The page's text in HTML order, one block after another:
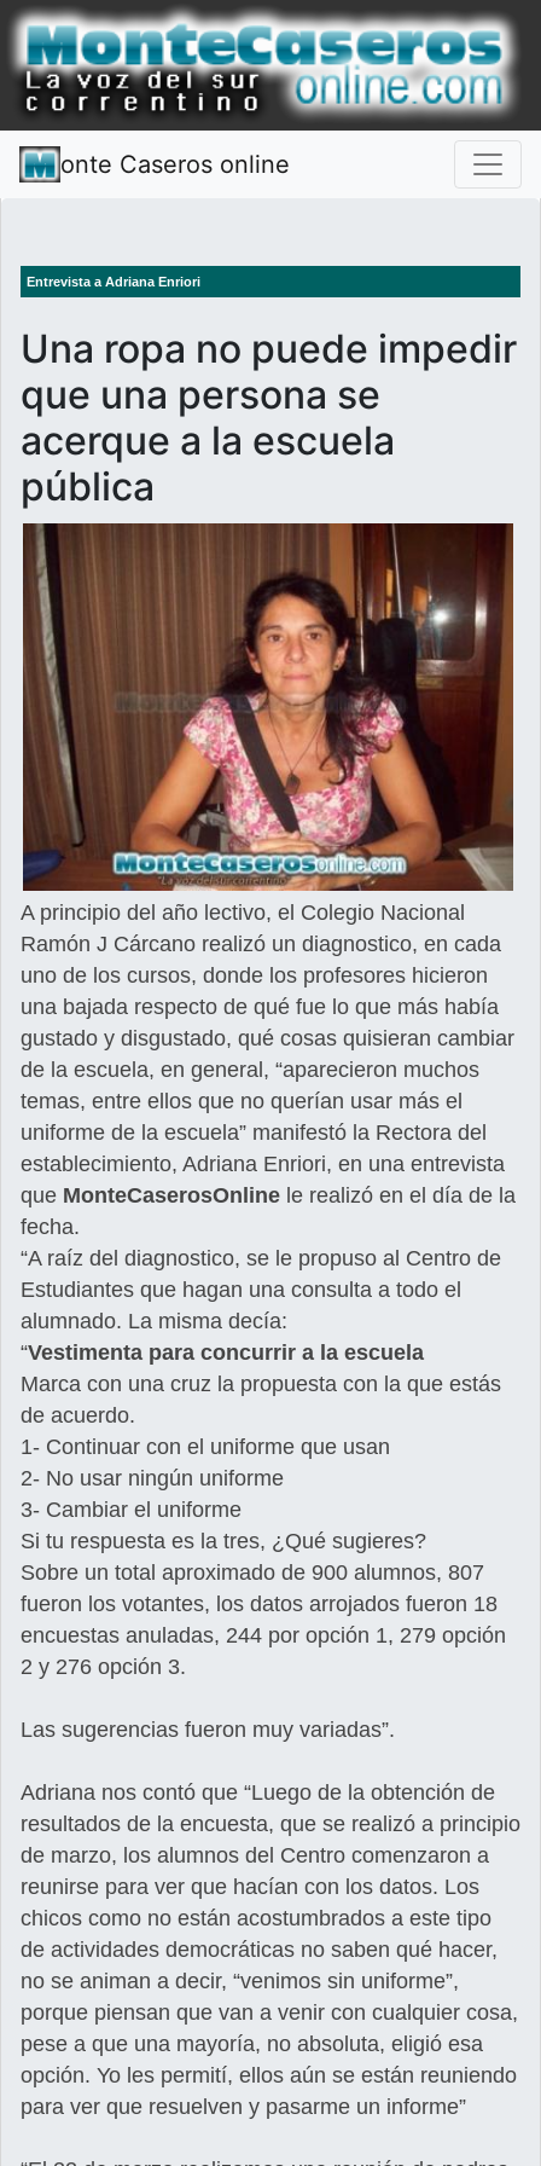
onte Caseros online
Entrevista a Adriana Enriori
Una ropa no puede impedir
que una persona se
acerque a la escuela
pública
A principio del año lectivo, el Colegio Nacional
Ramón J Cárcano realizó un diagnostico, en cada
uno de los cursos, donde los profesores hicieron
una bajada respecto de qué fue lo que más había
gustado y disgustado, qué cosas quisieran cambiar
de la escuela, en general, “aparecieron muchos
temas, entre ellos que no querían usar más el
uniforme de la escuela” manifestó la Rectora del
establecimiento, Adriana Enriori, en una entrevista
que MonteCaserosOnline le realizó en el día de la
fecha.
“A raíz del diagnostico, se le propuso al Centro de
Estudiantes que hagan una consulta a todo el
alumnado. La misma decía:
“Vestimenta para concurrir a la escuela
Marca con una cruz la propuesta con la que estás
de acuerdo.
1- Continuar con el uniforme que usan
2- No usar ningún uniforme
3- Cambiar el uniforme
Si tu respuesta es la tres, ¿Qué sugieres?
Sobre un total aproximado de 900 alumnos, 807
fueron los votantes, los datos arrojados fueron 18
encuestas anuladas, 244 por opción 1, 279 opción
2 y 276 opción 3.
Las sugerencias fueron muy variadas”.
Adriana nos contó que “Luego de la obtención de
resultados de la encuesta, que se realizó a principio
de marzo, los alumnos del Centro comenzaron a
reunirse para ver que hacían con los datos. Los
chicos como no están acostumbrados a este tipo
de actividades democráticas no saben qué hacer,
no se animan a decir, “venimos sin uniforme”,
porque piensan que van a venir con cualquier cosa,
pese a que una mayoría, no absoluta, eligió esa
opción. Yo les permití, ellos aún se están reuniendo
para ver que resuelven y pasarme un informe”